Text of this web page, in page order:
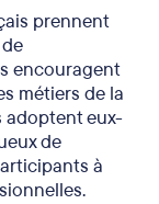
prennent
encouragent
métiers de la
adoptent eux-
de
à